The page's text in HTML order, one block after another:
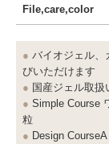
File,care,color
● バイオジェル、
びいただけます
● 国産ジェル取扱
● Simple Course
粒
● Design